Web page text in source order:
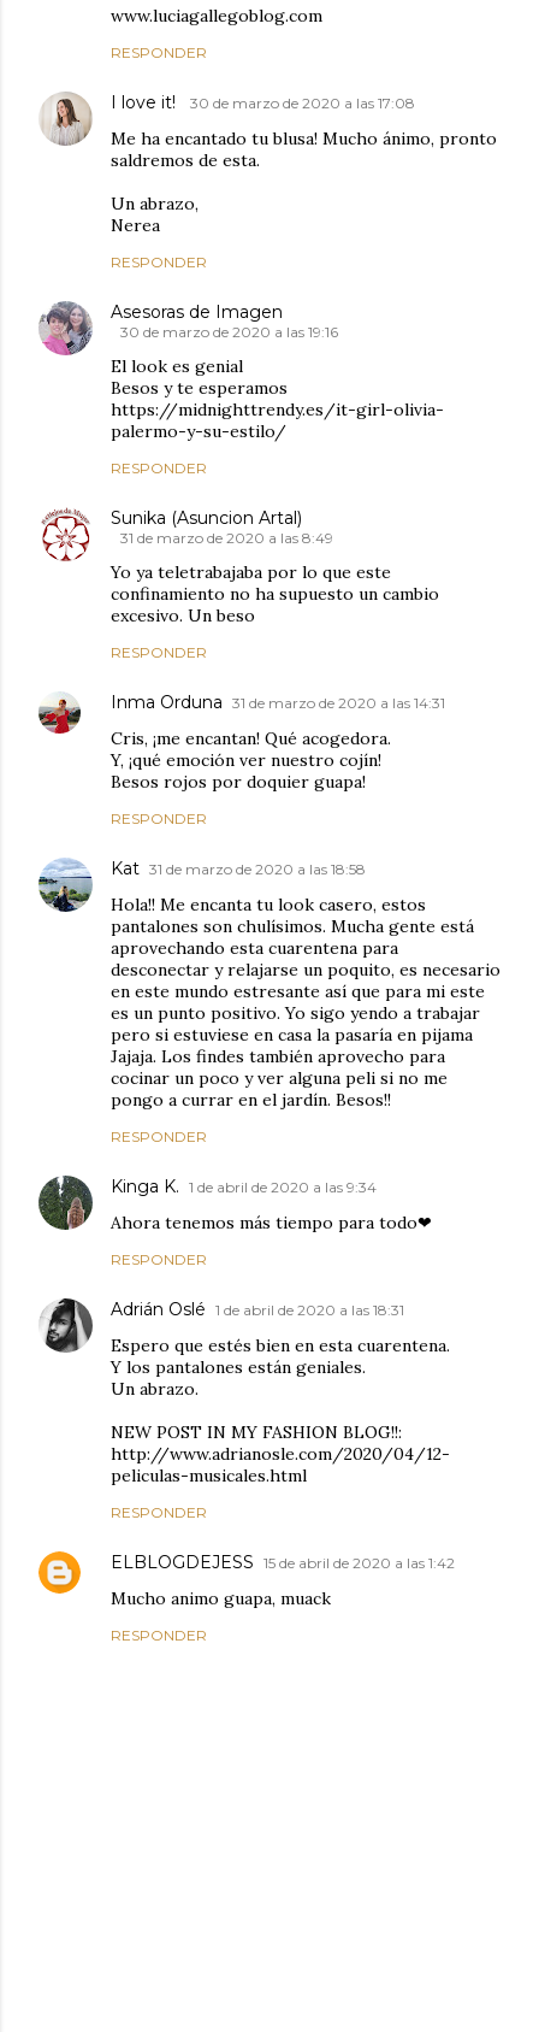
www.luciagallegoblog.com
RESPONDER
I love it! 30 de marzo de 2020 a las 17:08
Me ha encantado tu blusa! Mucho ánimo, pronto
saldremos de esta.
Un abrazo,
Nerea
RESPONDER
Asesoras de Imagen
30 de marzo de 2020 a las 19:16
El look es genial
Besos y te esperamos
https://midnighttrendy.es/it-girl-olivia-
palermo-y-su-estilo/
RESPONDER
Sunika (Asuncion Artal)
31 de marzo de 2020 a las 8:49
Yo ya teletrabajaba por lo que este
confinamiento no ha supuesto un cambio
excesivo. Un beso
RESPONDER
Inma Orduna 31 de marzo de 2020 a las 14:31
Cris, ¡me encantan! Qué acogedora.
Y, ¡qué emoción ver nuestro cojín!
Besos rojos por doquier guapa!
RESPONDER
Kat 31 de marzo de 2020 a las 18:58
Hola!! Me encanta tu look casero, estos
pantalones son chulísimos. Mucha gente está
aprovechando esta cuarentena para
desconectar y relajarse un poquito, es necesario
en este mundo estresante así que para mi este
es un punto positivo. Yo sigo yendo a trabajar
pero si estuviese en casa la pasaría en pijama
Jajaja. Los findes también aprovecho para
cocinar un poco y ver alguna peli si no me
pongo a currar en el jardín. Besos!!
RESPONDER
Kinga K. 1 de abril de 2020 a las 9:34
Ahora tenemos más tiempo para todo❤
RESPONDER
Adrián Oslé 1 de abril de 2020 a las 18:31
Espero que estés bien en esta cuarentena.
Y los pantalones están geniales.
Un abrazo.
NEW POST IN MY FASHION BLOG!!:
http://www.adrianosle.com/2020/04/12-
peliculas-musicales.html
RESPONDER
ELBLOGDEJESS 15 de abril de 2020 a las 1:42
Mucho animo guapa, muack
RESPONDER